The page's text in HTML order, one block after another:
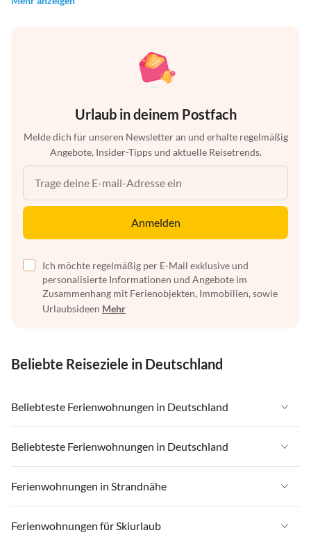
Urlaub in deinem Postfach
Melde dich für unseren Newsletter an und erhalte regelmäßig
Angebote, Insider-Tipps und aktuelle Reisetrends.
Anmelden
Ich möchte regelmäßig per E-Mail exklusive und
personalisierte Informationen und Angebote im
Zusammenhang mit Ferienobjekten, Immobilien, sowie
Urlaubsideen Mehr
Beliebte Reiseziele in Deutschland
Beliebteste Ferienwohnungen in Deutschland
Ferienwohnungen in Deutschland
Ferienwohnungen in Ostsee
Ferienwohnungen in Nordsee
Beliebteste Ferienwohnungen in Deutschland
Ferienwohnungen in Deutschland
Ferienwohnungen in Ostsee
Ferienwohnungen in Nordsee
Ferienwohnungen in Strandnähe
Ferienwohnungen in Strandnähe in Deutschland
Ferienwohnungen für Skiurlaub